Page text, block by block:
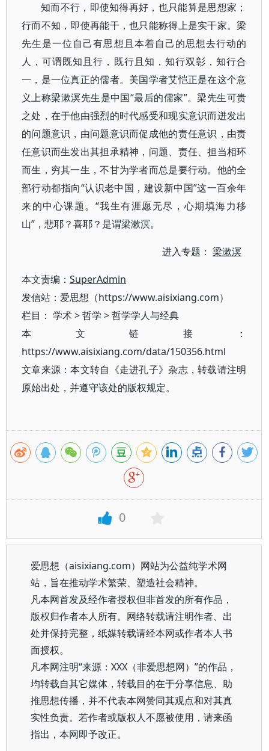
知而不行，即使知得再好，也只能算是思想家；
行而不知，即使再能干，也只能称得上是实干家。梁
先生是一位自己有思想且本着自己的思想去行动的
人，可谓既知且行，既行且知，知行双彰，知行合
一，是一位真正的儒者。美国学者艾恺正是在这个意
义上称梁漱溟先生是中国“最后的儒家”。梁先生可贵
之处，在于他由强烈的时代感受和现实意识而迸发出
的问题意识，由问题意识而促成他的责任意识，由责
任意识而生发出其担承精神，问题、责任、担当相环
而生，穷其一生，不甘为学者而总是要行动。他的全
部行动都指向“认识老中国，建设新中国”这一百余年
来的中心课题。“我生有涯愿无尽，心期填海力移
山”，悲耶？喜耶？是谓梁漱溟。
进入专题：梁漱溟
本文责编： SuperAdmin
发信站：爱思想（https://www.aisixiang.com）
栏目： 学术>哲学 >哲学学人与经典
本文链接：
https://www.aisixiang.com/data/150356.html
文章来源：本文转自《走进孔子》杂志，转载请注明
原始出处，并遵守该处的版权规定。
0
爱思想（aisixiang.com）网站为公益纯学术网
站，旨在推动学术繁荣、塑造社会精神。
凡本网首发及经作者授权但非首发的所有作品，
版权归作者本人所有。网络转载请注明作者、出
处并保持完整，纸媒转载请经本网或作者本人书
面授权。
凡本网注明“来源：XXX（非爱思想网）”的作品，
均转载自其它媒体，转载目的在于分享信息、助
推思想传播，并不代表本网赞同其观点和对其真
实性负责。若作者或版权人不愿被使用，请来函
指出，本网即予改正。